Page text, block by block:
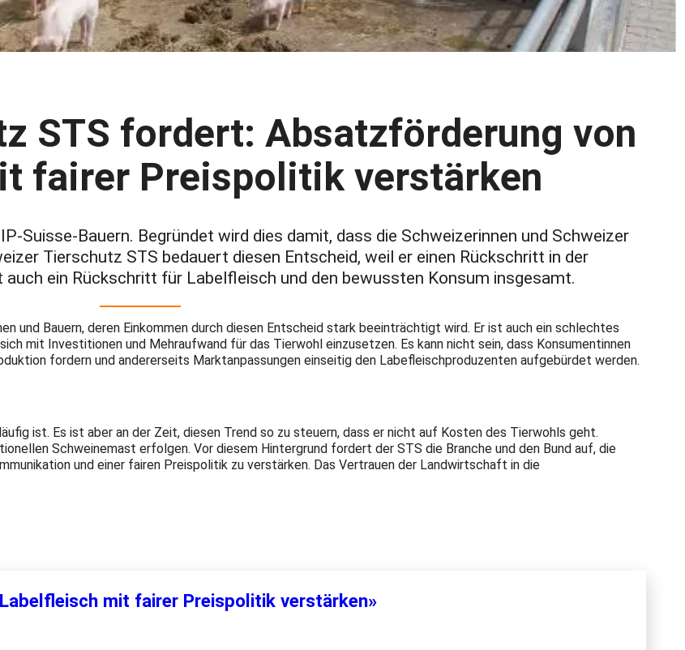
STS fordert: Absatzförderung von
fairer Preispolitik verstärken
Suisse-Bauern. Begründet wird dies damit, dass die Schweizerinnen und Schweizer
Tierschutz STS bedauert diesen Entscheid, weil er einen Rückschritt in der
ein Rückschritt für Labelfleisch und den bewussten Konsum insgesamt.
und Bauern, deren Einkommen durch diesen Entscheid stark beeinträchtigt wird. Er ist auch ein schlechtes
mit Investitionen und Mehraufwand für das Tierwohl einzusetzen. Es kann nicht sein, dass Konsumentinnen
fordern und andererseits Marktanpassungen einseitig den Labefleischproduzenten aufgebürdet werden.
ist. Es ist aber an der Zeit, diesen Trend so zu steuern, dass er nicht auf Kosten des Tierwohls geht.
Schweinemast erfolgen. Vor diesem Hintergrund fordert der STS die Branche und den Bund auf, die
und einer fairen Preispolitik zu verstärken. Das Vertrauen der Landwirtschaft in die
mit fairer Preispolitik verstärken»